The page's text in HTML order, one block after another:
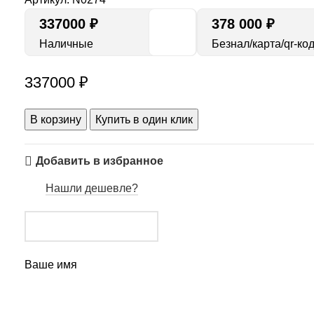
337000 ₽
Наличные
378 000 ₽
Безнал/карта/qr-код
337000 ₽
В корзину Купить в один клик
Добавить в избранное
Нашли дешевле?
Ваше имя